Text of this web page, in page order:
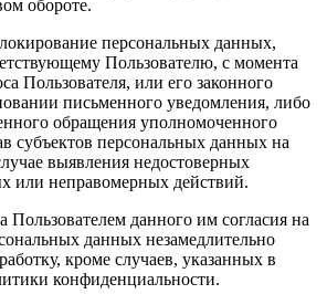
обороте.
персональных данных,
Пользователю, с момента
Пользователя, или его законного
письменного уведомления, либо
обращения уполномоченного
субъектов персональных данных на
выявления недостоверных
или неправомерных действий.
Пользователем данного им согласия на
данных незамедлительно
кроме случаев, указанных в
конфиденциальности.